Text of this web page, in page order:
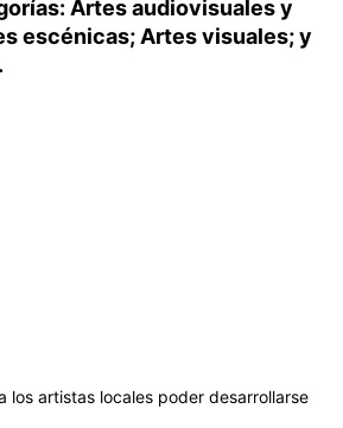
Artes audiovisuales y
escénicas; Artes visuales; y
los artistas locales poder desarrollarse